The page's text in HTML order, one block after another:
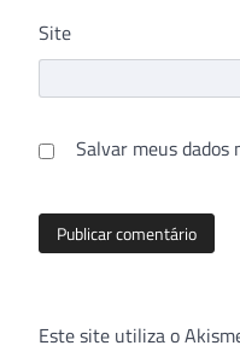
Site
Salvar meus dados
Este site utiliza o